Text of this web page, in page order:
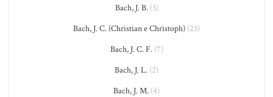
Bach, J. B.(3)
Bach, J. C. (Christian e Christoph) (23)
Bach, J. C. F.(7)
Bach, J. L. (2)
Bach, J. M. (4)